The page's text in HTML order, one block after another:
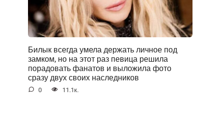
Билык всегда умела держать личное под
замком, но на этот раз певица решила
порадовать фанатов и выложила фото
сразу двух своих наследников
0 11.1к.